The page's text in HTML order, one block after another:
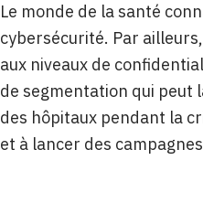
Le monde de la santé
cybersécurité. Par
aux niveaux de
de segmentation qui peut
des hôpitaux pendant la
et à lancer des